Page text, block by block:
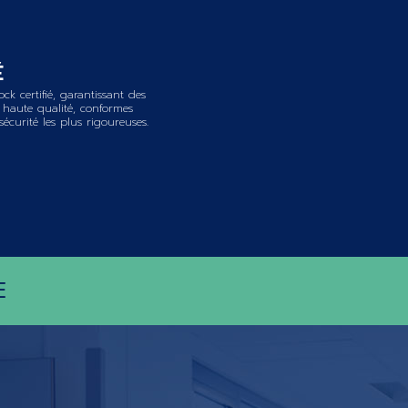
certifié, garantissant des
qualité, conformes
les plus rigoureuses.